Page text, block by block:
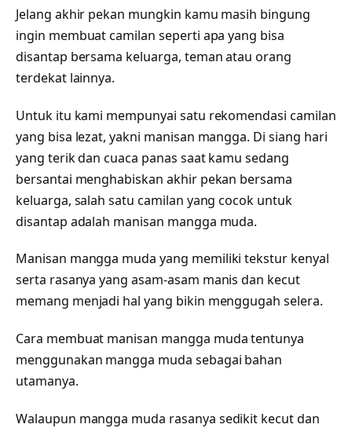
Jelang akhir pekan mungkin kamu masih bingung
ingin membuat camilan seperti apa yang bisa
disantap bersama keluarga, teman atau orang
terdekat lainnya.
Untuk itu kami mempunyai satu rekomendasi camilan
yang bisa lezat, yakni manisan mangga. Di siang hari
yang terik dan cuaca panas saat kamu sedang
bersantai menghabiskan akhir pekan bersama
keluarga, salah satu camilan yang cocok untuk
disantap adalah manisan mangga muda.
Manisan mangga muda yang memiliki tekstur kenyal
serta rasanya yang asam-asam manis dan kecut
memang menjadi hal yang bikin menggugah selera.
Cara membuat manisan mangga muda tentunya
menggunakan mangga muda sebagai bahan
utamanya.
Walaupun mangga muda rasanya sedikit kecut dan